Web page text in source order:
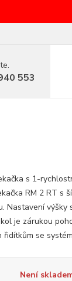
553
s 1-
RM 2 RT s
Nastavení výšky
je zárukou
se
Není